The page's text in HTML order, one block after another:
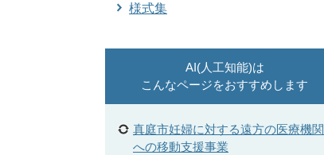
様式集
AI(人工知能)は
こんなページをおすすめします
真庭市妊婦に対する遠方の医療機関
への移動支援事業